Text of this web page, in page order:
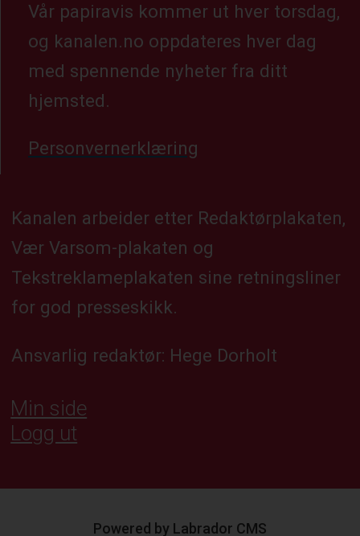
Vår papiravis kommer ut hver torsdag,
og kanalen.no oppdateres hver dag
med spennende nyheter fra ditt
hjemsted.
Personvernerklæring
Kanalen arbeider etter Redaktørplakaten,
Vær Varsom-plakaten og
Tekstreklameplakaten sine retningsliner
for god presseskikk.
Ansvarlig redaktør: Hege Dorholt
Min side
Logg ut
Powered by Labrador CMS